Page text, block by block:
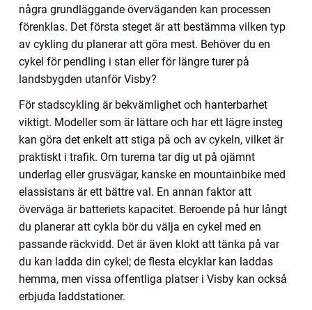
några grundläggande överväganden kan processen
förenklas. Det första steget är att bestämma vilken typ
av cykling du planerar att göra mest. Behöver du en
cykel för pendling i stan eller för längre turer på
landsbygden utanför Visby?
För stadscykling är bekvämlighet och hanterbarhet
viktigt. Modeller som är lättare och har ett lägre insteg
kan göra det enkelt att stiga på och av cykeln, vilket är
praktiskt i trafik. Om turerna tar dig ut på ojämnt
underlag eller grusvägar, kanske en mountainbike med
elassistans är ett bättre val. En annan faktor att
överväga är batteriets kapacitet. Beroende på hur långt
du planerar att cykla bör du välja en cykel med en
passande räckvidd. Det är även klokt att tänka på var
du kan ladda din cykel; de flesta elcyklar kan laddas
hemma, men vissa offentliga platser i Visby kan också
erbjuda laddstationer.